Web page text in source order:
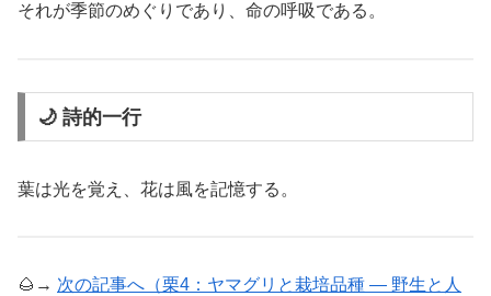
それが季節のめぐりであり、命の呼吸である。
🌙 詩的一行
葉は光を覚え、花は風を記憶する。
🌰→ 次の記事へ（栗4：ヤマグリと栽培品種 ― 野生と人